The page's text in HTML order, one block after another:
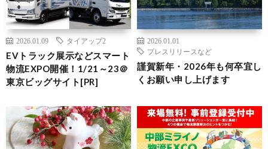
2026.01.09 タイアップ2
EVトラック展示などスマート
物流EXPO開催！1/21～23＠
東京ビッグサイト[PR]
2026.01.01
プレスリリースなど
謹賀新年・2026年も何卒宜し
くお願い申し上げます